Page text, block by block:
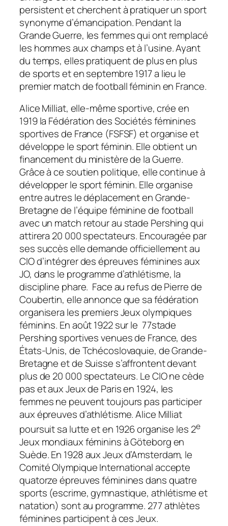
persistent et cherchent à pratiquer un sport
synonyme d’émancipation. Pendant la
Grande Guerre, les femmes qui ont remplacé
les hommes aux champs et à l’usine. Ayant
du temps, elles pratiquent de plus en plus
de sports et en septembre 1917 a lieu le
premier match de football féminin en France.
Alice Milliat, elle-même sportive, crée en
1919 la Fédération des Sociétés féminines
sportives de France (FSFSF) et organise et
développe le sport féminin. Elle obtient un
financement du ministère de la Guerre.
Grâce à ce soutien politique, elle continue à
développer le sport féminin. Elle organise
entre autres le déplacement en Grande-
Bretagne de l’équipe féminine de football
avec un match retour au stade Pershing qui
attirera 20 000 spectateurs. Encouragée par
ses succès elle demande officiellement au
CIO d’intégrer des épreuves féminines aux
JO, dans le programme d’athlétisme, la
discipline phare. Face au refus de Pierre de
Coubertin, elle annonce que sa fédération
organisera les premiers Jeux olympiques
féminins. En août 1922 sur le 77stade
Pershing sportives venues de France, des
États-Unis, de Tchécoslovaquie, de Grande-
Bretagne et de Suisse s’affrontent devant
plus de 20 000 spectateurs. Le CIO ne cède
pas et aux Jeux de Paris en 1924, les
femmes ne peuvent toujours pas participer
aux épreuves d’athlétisme. Alice Milliat
poursuit sa lutte et en 1926 organise les 2e
Jeux mondiaux féminins à Göteborg en
Suède. En 1928 aux Jeux d’Amsterdam, le
Comité Olympique International accepte
quatorze épreuves féminines dans quatre
sports (escrime, gymnastique, athlétisme et
natation) sont au programme. 277 athlètes
féminines participent à ces Jeux.